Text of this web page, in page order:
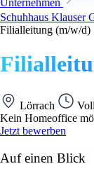
Unternehmen
Schuhhaus Klauser
Filialleitung (m/w/d)
Lörrach
Kein Homeoffice
Jetzt bewerben
Auf einen Blick